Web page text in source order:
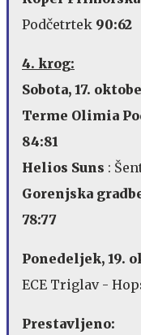
Podčetrtek 90:62
4. krog:
Sobota, 17.
Terme Olimia
84:81
Helios Suns :
Gorenjska
78:77
Ponedeljek, 19.
ECE Triglav -
Prestavljeno: